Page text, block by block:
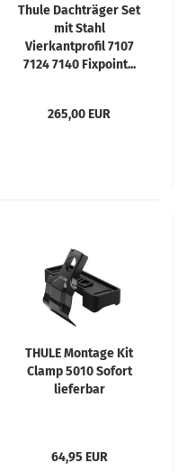
Thule Dachträger Set
mit Stahl
Vierkantprofil 7107
7124 7140 Fixpoint...
265,00 EUR
THULE Montage Kit
Clamp 5010 Sofort
lieferbar
64,95 EUR